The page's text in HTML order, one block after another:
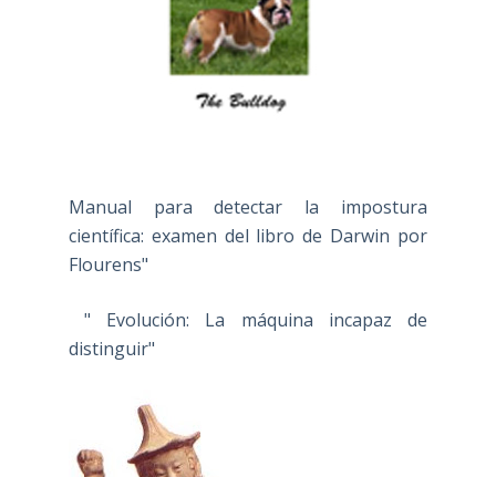
Manual para detectar la impostura
científica: examen del libro de Darwin por
Flourens"
" Evolución: La máquina incapaz de
distinguir"